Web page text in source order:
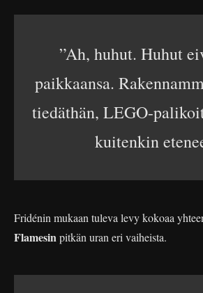
”Ah, huhut. Huhut
paikkaansa.
tiedäthän, LEGO-
kuitenkin
Fridénin mukaan tuleva levy kokoaa
Flamesinpitkän uran eri vaiheista.